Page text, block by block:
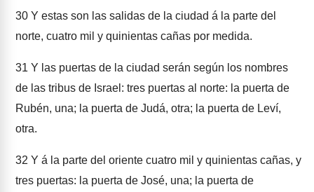
30 Y estas son las salidas de la ciudad á la parte del
norte, cuatro mil y quinientas cañas por medida.
31 Y las puertas de la ciudad serán según los nombres
de las tribus de Israel: tres puertas al norte: la puerta de
Rubén, una; la puerta de Judá, otra; la puerta de Leví,
otra.
32 Y á la parte del oriente cuatro mil y quinientas cañas, y
tres puertas: la puerta de José, una; la puerta de